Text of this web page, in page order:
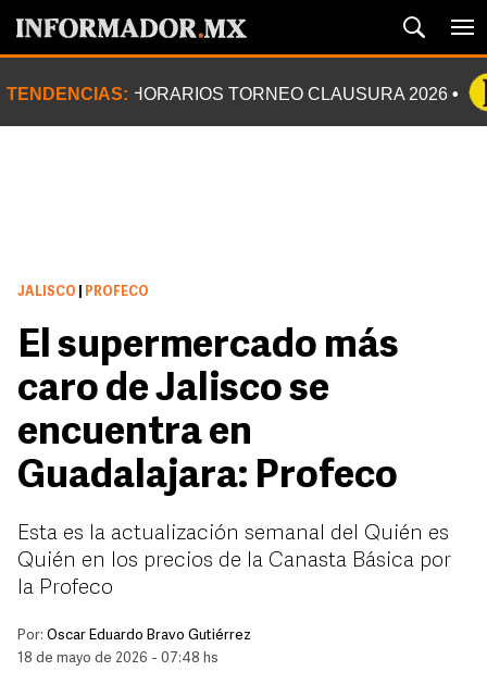
TENDENCIAS: HORARIOS TORNEO CLAUSURA 2026
JALISCO PROFECO
El supermercado más
caro de Jalisco se
encuentra en
Guadalajara: Profeco
Esta es la actualización semanal del Quién es
Quién en los precios de la Canasta Básica por
la Profeco
Por: Oscar Eduardo Bravo Gutiérrez
18 de mayo de 2026 - 07:48 hs